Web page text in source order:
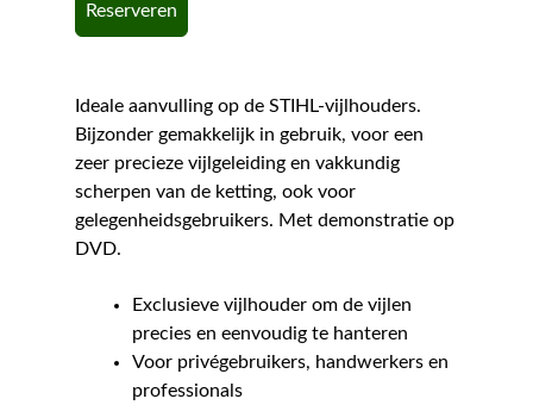
Reserveren
Ideale aanvulling op de STIHL-vijlhouders.
Bijzonder gemakkelijk in gebruik, voor een
zeer precieze vijlgeleiding en vakkundig
scherpen van de ketting, ook voor
gelegenheidsgebruikers. Met demonstratie op
DVD.
Exclusieve vijlhouder om de vijlen
precies en eenvoudig te hanteren
Voor privégebruikers, handwerkers en
professionals